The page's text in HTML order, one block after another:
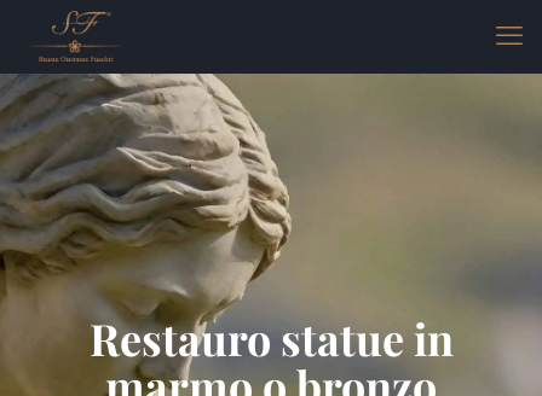
Restauro statue in